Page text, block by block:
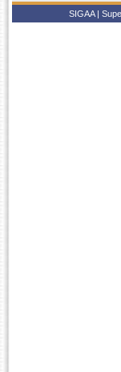
SIGAA |